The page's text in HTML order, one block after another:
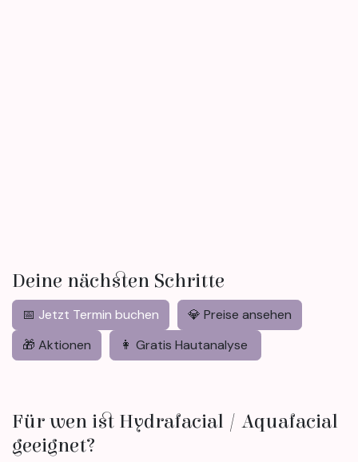
Deine nächsten Schritte
📅 Jetzt Termin buchen
💎 Preise ansehen
🎁 Aktionen
👩 Gratis Hautanalyse
Für wen ist Hydrafacial / Aquafacial
geeignet?